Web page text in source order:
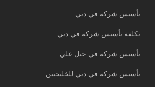
تأسيس شركة في دبي
تكلفة تأسيس شركة في دبي
تأسيس شركة في جبل علي
تأسيس شركة في دبي للخليجيين